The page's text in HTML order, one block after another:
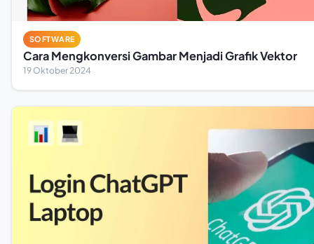
SOFTWARE
Cara Mengkonversi Gambar Menjadi Grafik Vektor
19 Oktober 2024